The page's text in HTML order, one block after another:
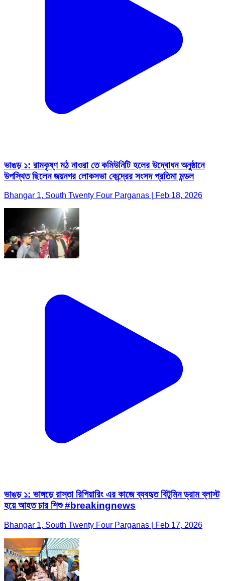
ভাঙড় ১: রামকৃষ্ণ মঠ নাওরা তে কমিউনিটি হলের উদ্বোধন অনুষ্ঠানে
উপস্থিত ছিলেন জয়নগর লোকসভা কেন্দ্রের সংসদ প্রতিমা মন্ডল
Bhangar 1, South Twenty Four Parganas | Feb 18, 2026
ভাঙড় ১: ভাঙ্গড়ে রাস্তা রিপিয়ারিং এর কাজে ব্যবহৃত বিটুমিন ড্রাম ব্লাস্ট
হয়ে আহত চার শিশু #breakingnews
Bhangar 1, South Twenty Four Parganas | Feb 17, 2026